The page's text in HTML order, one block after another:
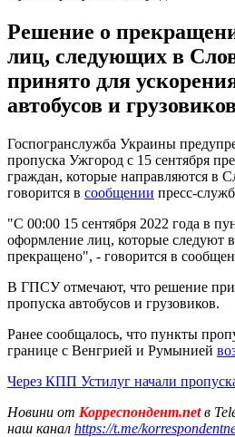
Решение о
лиц, следующих в
принято для
автобусов и
Госпогранслужба Украины
пропуска Ужгород с 15 сентября
граждан, которые направляются в
говорится в сообщении пресс-
"С 00:00 15 сентября 2022 года в
оформление лиц, которые следуют
прекращено", - говорится в
В ГПСУ отмечают, что решение
пропуска автобусов и грузовиков.
Ранее сообщалось, что пункты
границе с Венгрией и Румынией
Через КПП Устилуг начали
Новини от Корреспондент.netв
наш канал https://t.me/